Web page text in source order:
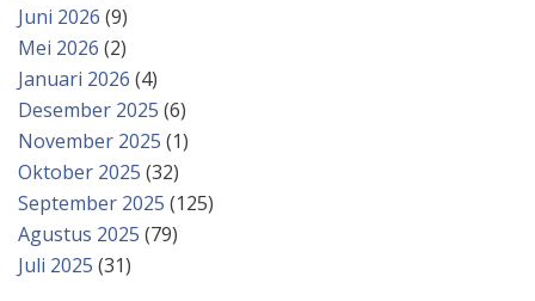
Juni 2026 (9)
Mei 2026 (2)
Januari 2026 (4)
Desember 2025 (6)
November 2025 (1)
Oktober 2025 (32)
September 2025 (125)
Agustus 2025 (79)
Juli 2025 (31)